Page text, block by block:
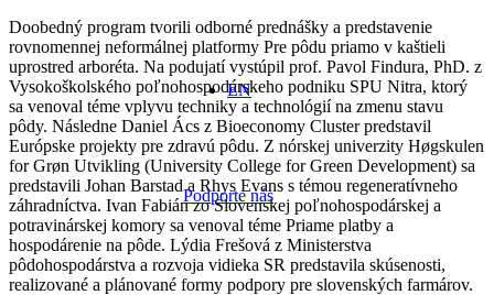
EN
Podporte nás
Doobedný program tvorili odborné prednášky a predstavenie
rovnomennej neformálnej platformy Pre pôdu priamo v kaštieli
uprostred arboréta. Na podujatí vystúpil prof. Pavol Findura, PhD. z
Vysokoškolského poľnohospodárskeho podniku SPU Nitra, ktorý
sa venoval téme vplyvu techniky a technológií na zmenu stavu
pôdy. Následne Daniel Ács z Bioeconomy Cluster predstavil
Európske projekty pre zdravú pôdu. Z nórskej univerzity Høgskulen
for Grøn Utvikling (University College for Green Development) sa
predstavili Johan Barstad a Rhys Evans s témou regeneratívneho
záhradníctva. Ivan Fabián zo Slovenskej poľnohospodárskej a
potravinárskej komory sa venoval téme Priame platby a
hospodárenie na pôde. Lýdia Frešová z Ministerstva
pôdohospodárstva a rozvoja vidieka SR predstavila skúsenosti,
realizované a plánované formy podpory pre slovenských farmárov.